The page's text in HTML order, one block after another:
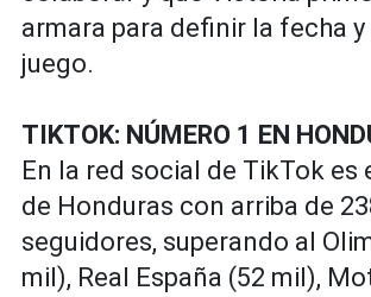
armara para definir la fecha y
juego.
TIKTOK: NÚMERO 1 EN
En la red social de TikTok es
de Honduras con arriba de
seguidores, superando al
mil), Real España (52 mil),